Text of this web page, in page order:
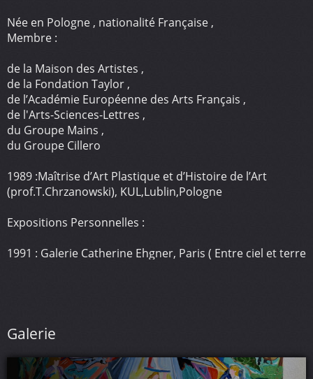
Née en Pologne , nationalité Française ,
Membre :
de la Maison des Artistes ,
de la Fondation Taylor ,
de l’Académie Européenne des Arts Français ,
de l'Arts-Sciences-Lettres ,
du Groupe Mains ,
du Groupe Cillero
1989 :Maîtrise d’Art Plastique et d’Histoire de l’Art
(prof.T.Chrzanowski), KUL,Lublin,Pologne
Expositions Personnelles :
1991 : Galerie Catherine Ehgner, Paris ( Entre ciel et terre
étoiles qui ne sont pas les mêmes ) ,
2004 : Atelier 7,St.Quen ( Maintenant toi ) ,
Galerie